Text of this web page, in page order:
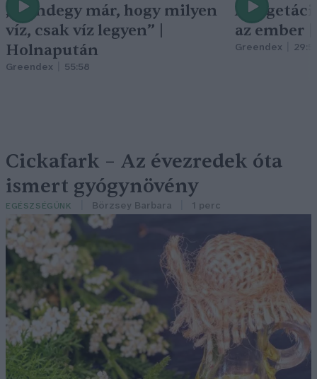
„Mindegy már, hogy milyen
víz, csak víz legyen” |
Holnapután
Greendex 55:58
A
az ember
Greendex
Cickafark – Az évezredek óta
ismert gyógynövény
EGÉSZSÉGÜNK Börzsey Barbara 1 perc